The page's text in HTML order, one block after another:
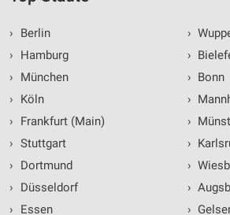
›
Berlin
›
Hamburg
›
München
›
Köln
›
Frankfurt (Main)
› Stuttgart
›
Dortmund
›
Düsseldorf
›
Essen
›
›
› Bonn
›
›
›
›
›
›